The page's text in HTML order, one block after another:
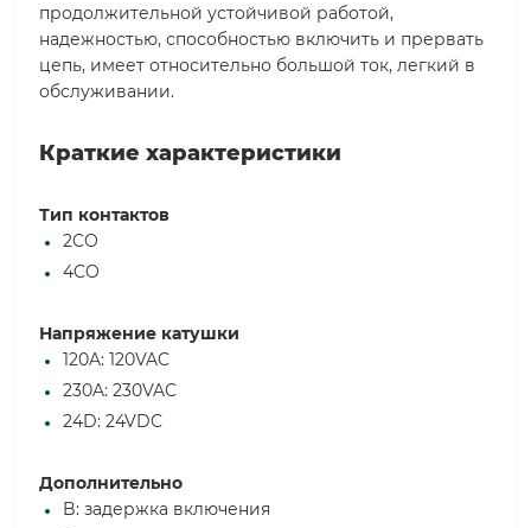
продолжительной устойчивой работой,
надежностью, способностью включить и прервать
цепь, имеет относительно большой ток, легкий в
обслуживании.
Краткие характеристики
Тип контактов
2CO
4CO
Напряжение катушки
120A: 120VAC
230A: 230VAC
24D: 24VDC
Дополнительно
B: задержка включения